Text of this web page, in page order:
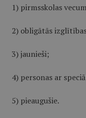
1) pirmsskolas
2) obligātās
3) jaunieši;
4) personas ar
5) pieaugušie.